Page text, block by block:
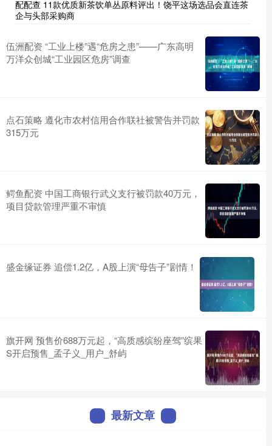
配配查 11款优质新茶饮单丛原料评出！饶平这场选品会直连茶
企与头部采购商
伍洲配资 ​“工业上楼”遇“危房之患”——广东高明
万洋众创城“工业园区危房”调查
点石策略 遵化市农村信用合作联社被警告并罚款
315万元
鳄鱼配资 中国工商银行武义支行被罚款40万元，
项目贷款管理严重不审慎
盛金缘证券 追偿1.2亿，A股上演“母告子”剧情！
旗开网 预售价688万元起，“高质感缤纷座驾”缤果
S开启预售_孟子义_用户_舒屿
最新文章